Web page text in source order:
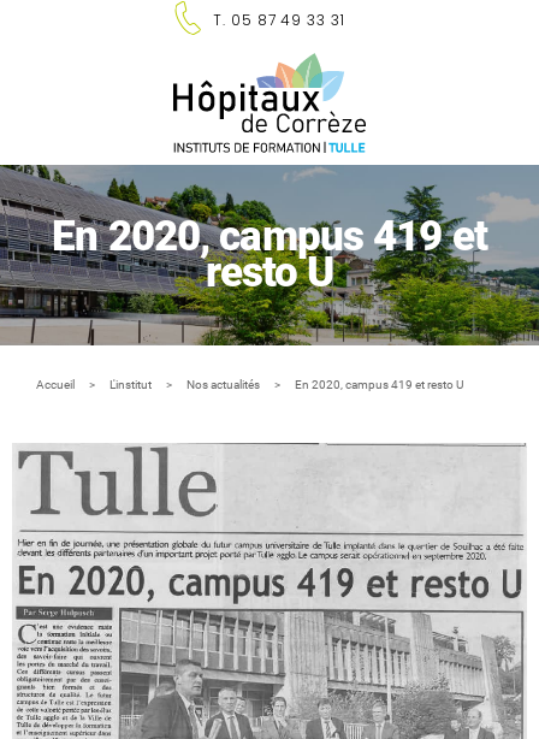
T. 05 87 49 33 31
En 2020, campus 419 et
resto U
Accueil L'institut Nos actualités En 2020, campus 419 et resto U
Panneau de gestion des cookies